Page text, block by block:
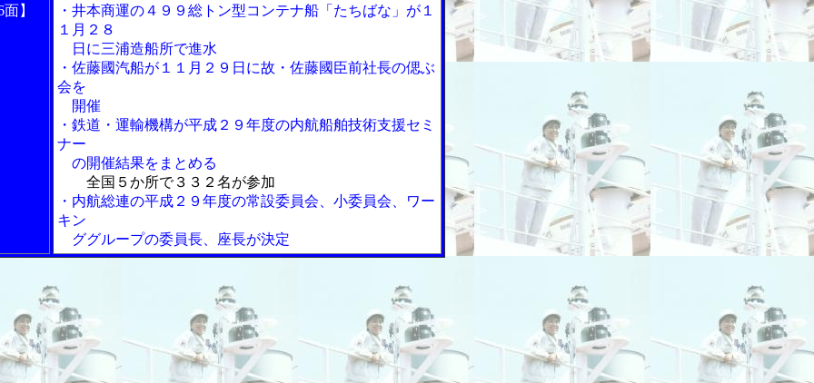
】
・井本商運の４９９総トン型コンテナ船「たちばな」が１
１月２８
日に三浦造船所で進水
・佐藤國汽船が１１月２９日に故・佐藤國臣前社長の偲ぶ
会を
開催
・鉄道・運輸機構が平成２９年度の内航船舶技術支援セミ
ナー
の開催結果をまとめる
全国５か所で３３２名が参加
・内航総連の平成２９年度の常設委員会、小委員会、ワー
キン
ググループの委員長、座長が決定